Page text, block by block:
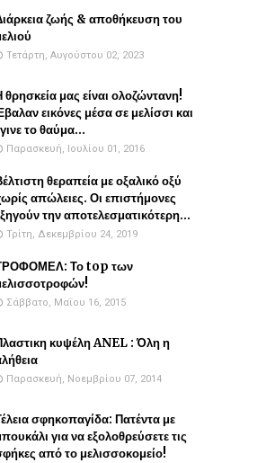
ζωής & αποθήκευση του
Τετάρτη, Αυγούστου 02, 2023
θρησκεία μας είναι ολοζώντανη!
εικόνες μέσα σε μελίσσι και
το θαύμα...
Παρασκευή, Ιουλίου 01, 2016
θεραπεία με οξαλικό οξύ
απώλειες. Οι επιστήμονες
την αποτελεσματικότερη...
Τρίτη, Δεκεμβρίου 24, 2019
Το top των
Σάββατο, Μαΐου 16, 2015
κυψέλη ANEL : Όλη η
Παρασκευή, Νοεμβρίου 07, 2014
σφηκοπαγίδα: Πατέντα με
για να εξολοθρεύσετε τις
από το μελισσοκομείο!